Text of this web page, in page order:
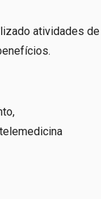
atividades de